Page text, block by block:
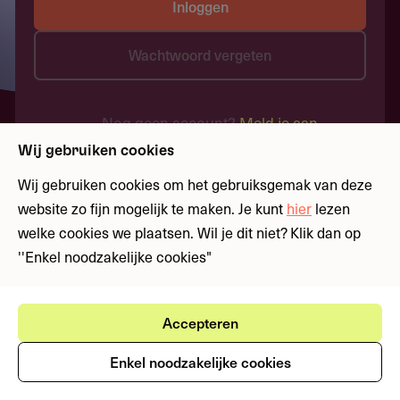
Inloggen
Wachtwoord vergeten
Nog geen account?Meld je aan
Wij gebruiken cookies
Wij gebruiken cookies om het gebruiksgemak van deze
website zo fijn mogelijk te maken. Je kunt hier lezen
welke cookies we plaatsen. Wil je dit niet? Klik dan op
''Enkel noodzakelijke cookies"
Accepteren
Enkel noodzakelijke cookies